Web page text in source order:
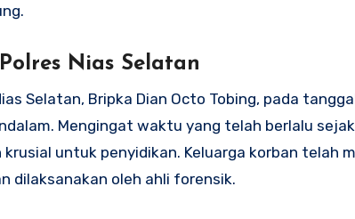
Nias Selatan
Selatan, Bripka Dian Octo Tobing, pada
Mengingat waktu yang telah berlalu
untuk penyidikan. Keluarga korban telah
dilaksanakan oleh ahli forensik.